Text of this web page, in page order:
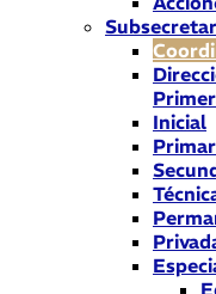
Inicial